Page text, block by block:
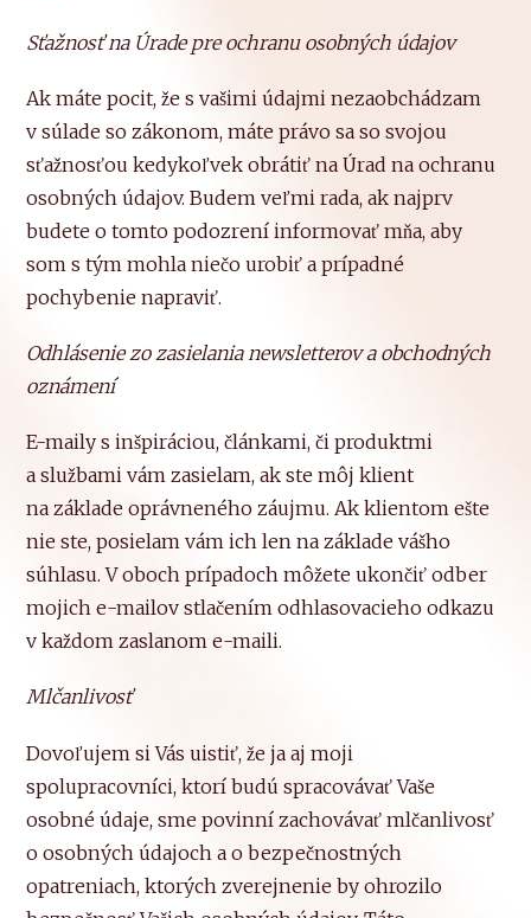
Sťažnosť na Úrade pre ochranu osobných údajov
Ak máte pocit, že s vašimi údajmi nezaobchádzam
v súlade so zákonom, máte právo sa so svojou
sťažnosťou kedykoľvek obrátiť na Úrad na ochranu
osobných údajov. Budem veľmi rada, ak najprv
budete o tomto podozrení informovať mňa, aby
som s tým mohla niečo urobiť a prípadné
pochybenie napraviť.
Odhlásenie zo zasielania newsletterov a obchodných
oznámení
E-maily s inšpiráciou, článkami, či produktmi
a službami vám zasielam, ak ste môj klient
na základe oprávneného záujmu. Ak klientom ešte
nie ste, posielam vám ich len na základe vášho
súhlasu. V oboch prípadoch môžete ukončiť odber
mojich e-mailov stlačením odhlasovacieho odkazu
v každom zaslanom e-maili.
Mlčanlivosť
Dovoľujem si Vás uistiť, že ja aj moji
spolupracovníci, ktorí budú spracovávať Vaše
osobné údaje, sme povinní zachovávať mlčanlivosť
o osobných údajoch a o bezpečnostných
opatreniach, ktorých zverejnenie by ohrozilo